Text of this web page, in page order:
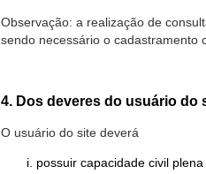
Observação: a realização de
sendo necessário o cadastramento
4. Dos deveres do usuário do
O usuário do site deverá
possuir capacidade civil